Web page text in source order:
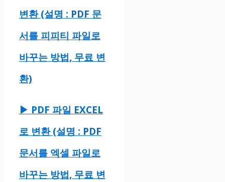
변환 (설명 : PDF 문
서를 피피티 파일로
바꾸는 방법, 무료 변
환)
▶ PDF 파일 EXCEL
로 변환 (설명 : PDF
문서를 엑셀 파일로
바꾸는 방법, 무료 변